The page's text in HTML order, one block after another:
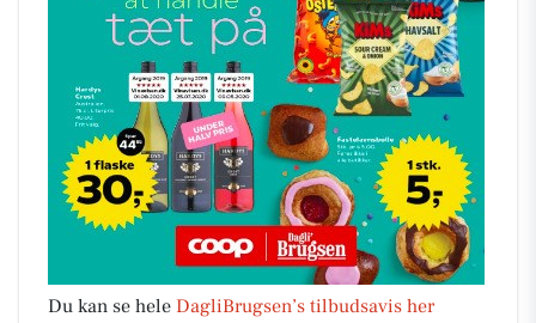
Du kan se hele DagliBrugsen’s tilbudsavis her